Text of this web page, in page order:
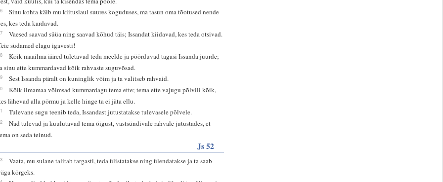
Sinu kohta käib mu kiituslaul suures koguduses, ma tasun oma tõotused nende
kes teda kardavad.
Vaesed saavad süüa ning saavad kõhud täis; Issandat kiidavad, kes teda otsivad.
südamed elagu igavesti!
Kõik maailma ääred tuletavad teda meelde ja pöörduvad tagasi Issanda juurde;
sinu ette kummardavad kõik rahvaste suguvõsad.
Sest Issanda päralt on kuninglik võim ja ta valitseb rahvaid.
Kõik ilmamaa võimsad kummardagu tema ette; tema ette vajugu põlvili kõik,
lähevad alla põrmu ja kelle hinge ta ei jäta ellu.
Tulevane sugu teenib teda, Issandast jutustatakse tulevasele põlvele.
Nad tulevad ja kuulutavad tema õigust, vastsündivale rahvale jutustades, et
on seda teinud.
Js 52
Vaata, mu sulane talitab targasti, teda ülistatakse ning ülendatakse ja ta saab
kõrgeks.